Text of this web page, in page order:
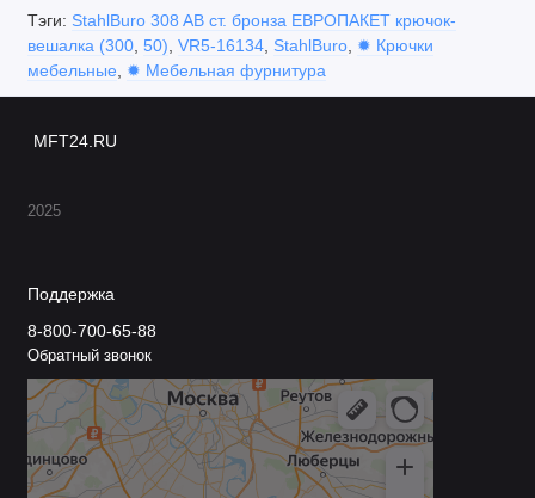
гардеробные и шкафы‑купе;
офисы и приёмные зоны;
гостиницы и апартаменты;
раздевалки спортивных клубов и бассейнов;
эксплуатации
стены подходит для крепления (не рыхлая, не
повреждённая).
Подготовьте инструменты (отвёртка или
Тэги: StahlBuro 308 AB ст. бронза ЕВРОПАКЕТ крючок-
вешалка (300, 50) VR5-16134, StahlBuro, ✹ Крючки
мебельные
✹ Мебельная фурнитура
MFT24.RU
2025
Поддержка
8-800-700-65-88
Обратный звонок